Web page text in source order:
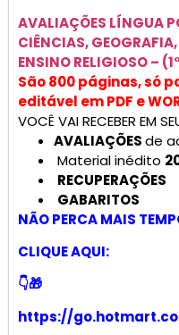
AVALIAÇÕES LÍNGUA
CIÊNCIAS,
ENSINO RELIGIOSO –
São 800 páginas, só
editável em PDF e
VOCÊ VAI RECEBER EM
AVALIAÇÕESde
Material inédito
RECUPERAÇÕES
GABARITOS
NÃO PERCA MAIS
CLIQUE AQUI:
👇🎁
https://